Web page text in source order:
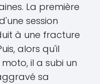
La première
session
à une fracture
alors qu'il
il a subi un
sa